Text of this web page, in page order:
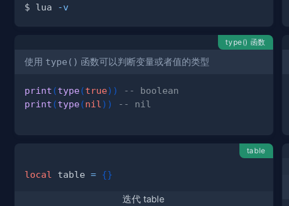
$ lua
-v
type() 函数
使用 type() 函数可以判断变量或者值的类型
print (type(true) )
-- boolean
print (type(nil ) ) -- nil
table
local table = {}
迭代 table